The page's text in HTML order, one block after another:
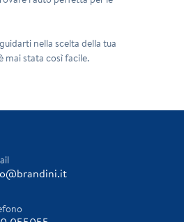
nella scelta della tua
mai stata così facile.